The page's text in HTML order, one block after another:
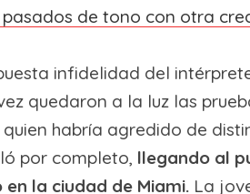
de tono con otra
infidelidad del
quedaron a la luz las
habría agredido de
por completo, llegando al
la ciudad de Miami. La